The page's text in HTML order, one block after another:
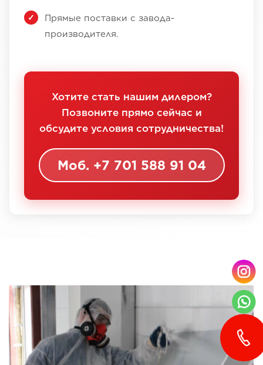
Прямые поставки с завода-
производителя.
Хотите стать нашим дилером?
Позвоните прямо сейчас и
обсудите условия сотрудничества!
Моб. +7 701 588 91 04